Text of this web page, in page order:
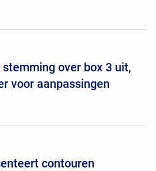
over box 3 uit,
voor aanpassingen
contouren